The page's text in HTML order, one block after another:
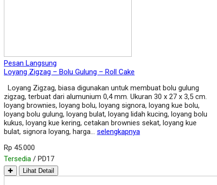
Pesan Langsung
Loyang Zigzag – Bolu Gulung – Roll Cake
Loyang Zigzag, biasa digunakan untuk membuat bolu gulung
zigzag, terbuat dari alumunium 0,4 mm. Ukuran 30 x 27 x 3,5 cm.
loyang brownies, loyang bolu, loyang signora, loyang kue bolu,
loyang bolu gulung, loyang bulat, loyang lidah kucing, loyang bolu
kukus, loyang kue kering, cetakan brownies sekat, loyang kue
bulat, signora loyang, harga… selengkapnya
Rp 45.000
Tersedia / PD17
✚ Lihat Detail